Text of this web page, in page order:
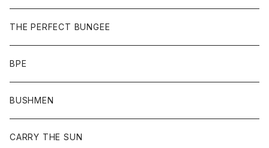
THE PERFECT BUNGEE
BPE
BUSHMEN
CARRY THE SUN